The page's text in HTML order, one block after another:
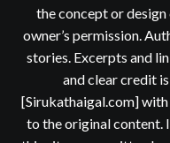
the concept or
owner’s permission.
stories. Excerpts and
and clear credit
[Sirukathaigal.com]
to the original content.